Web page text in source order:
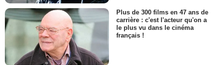
Plus de 300 films en 47 ans de
carrière : c'est l'acteur qu'on a
le plus vu dans le cinéma
français !